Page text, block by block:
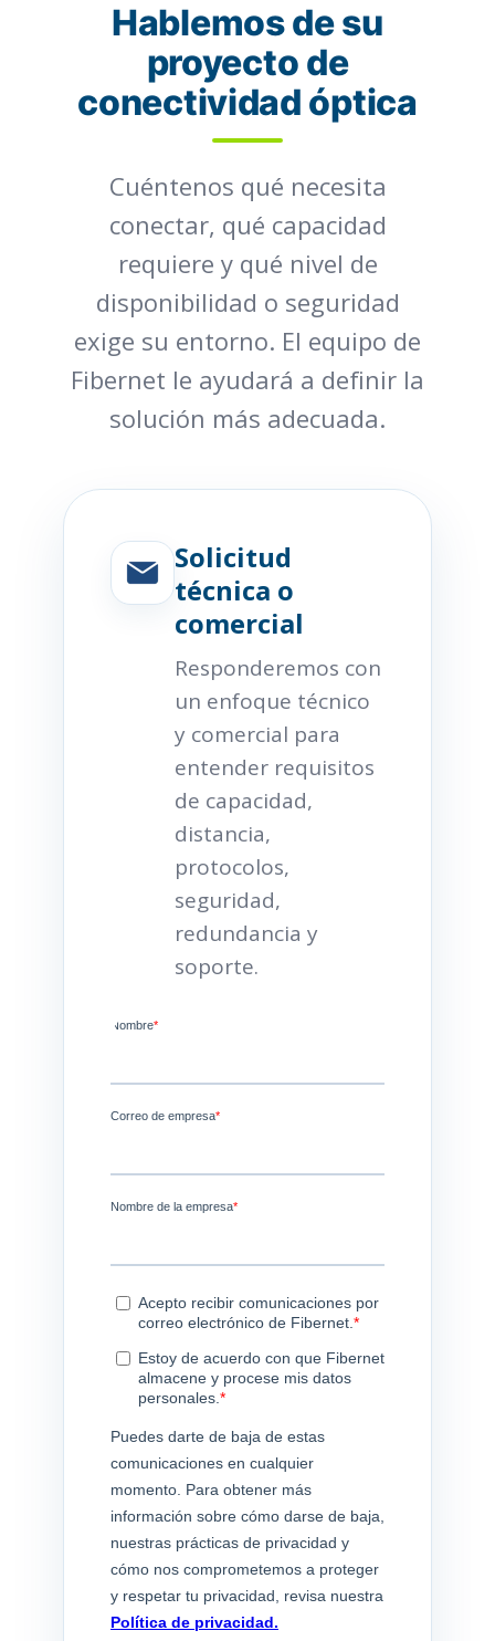
Hablemos de su
proyecto de
conectividad óptica
Cuéntenos qué necesita
conectar, qué capacidad
requiere y qué nivel de
disponibilidad o seguridad
exige su entorno. El equipo de
Fibernet le ayudará a definir la
solución más adecuada.
Solicitud
técnica o
comercial
Responderemos con
un enfoque técnico
y comercial para
entender requisitos
de capacidad,
distancia,
protocolos,
seguridad,
redundancia y
soporte.